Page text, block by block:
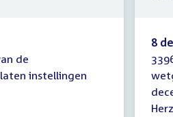
de
instellingen
van
een
8